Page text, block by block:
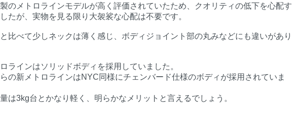
のメトロラインモデルが高く評価されていたため、クオリティの低下を心配す
たが、実物を見る限り大袈裟な心配は不要です。
比べて少しネックは薄く感じ、ボディジョイント部の丸みなどにも違いがあり
ラインはソリッドボディを採用していました。
の新メトロラインはNYC同様にチェンバード仕様のボディが採用されていま
は3kg台とかなり軽く、明らかなメリットと言えるでしょう。